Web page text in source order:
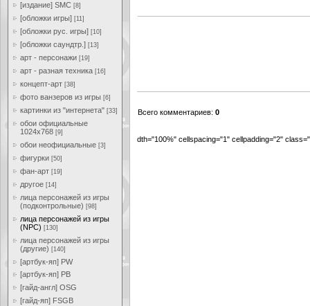
[издание] SMC [8]
[обложки игры] [11]
[обложки рус. игры] [10]
[обложки саундтр.] [13]
арт - персонажи [19]
арт - разная техника [16]
концепт-арт [38]
фото ванзеров из игры [6]
картинки из "интернета" [33]
обои официальные
1024x768 [9]
обои неофициальные [3]
фигурки [50]
фан-арт [19]
другое [14]
лица персонажей из игры
(подконтрольные) [98]
лица персонажей из игры
(NPC) [130]
лица персонажей из игры
(другие) [140]
[артбук-яп] PW
[артбук-яп] PB
[гайд-англ] OSG
[гайд-яп] FSGB
Всего комментариев: 0
dth="100%" cellspacing="1" cellpadding="2"